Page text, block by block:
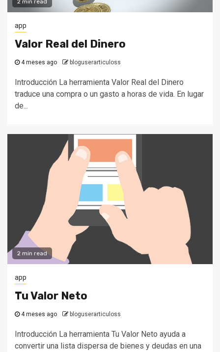
2 min read
app
Valor Real del Dinero
4 meses ago bloguserarticuloss
Introducción La herramienta Valor Real del Dinero
traduce una compra o un gasto a horas de vida. En lugar
de...
2 min read
app
Tu Valor Neto
4 meses ago bloguserarticuloss
Introducción La herramienta Tu Valor Neto ayuda a
convertir una lista dispersa de bienes y deudas en una